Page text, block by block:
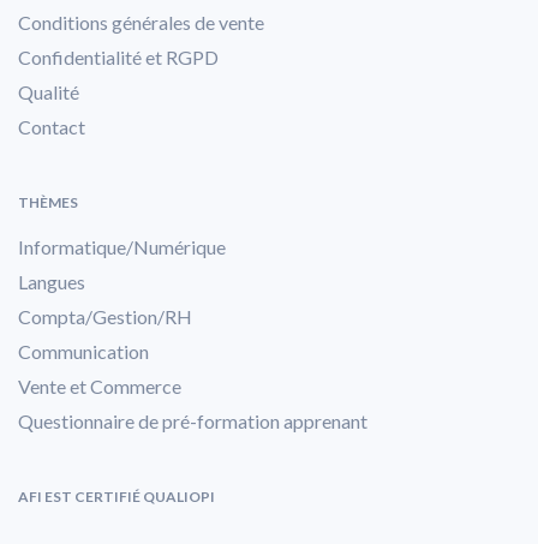
Conditions générales de vente
Confidentialité et RGPD
Qualité
Contact
THÈMES
Informatique/Numérique
Langues
Compta/Gestion/RH
Communication
Vente et Commerce
Questionnaire de pré-formation apprenant
AFI EST CERTIFIÉ QUALIOPI